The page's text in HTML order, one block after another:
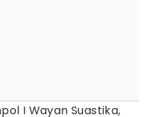
I Wayan Suastika,